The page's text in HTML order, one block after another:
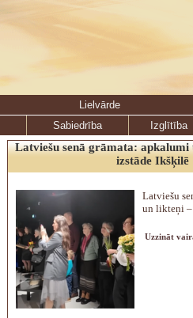
Lielvārde
Sabiedrība
Izglītība
Latviešu senā grāmata:
izstāde Ikšķilē
Latviešu
un likteņi
Uzzināt